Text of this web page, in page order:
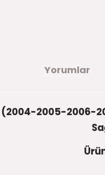
Yorumlar
2005-2006-